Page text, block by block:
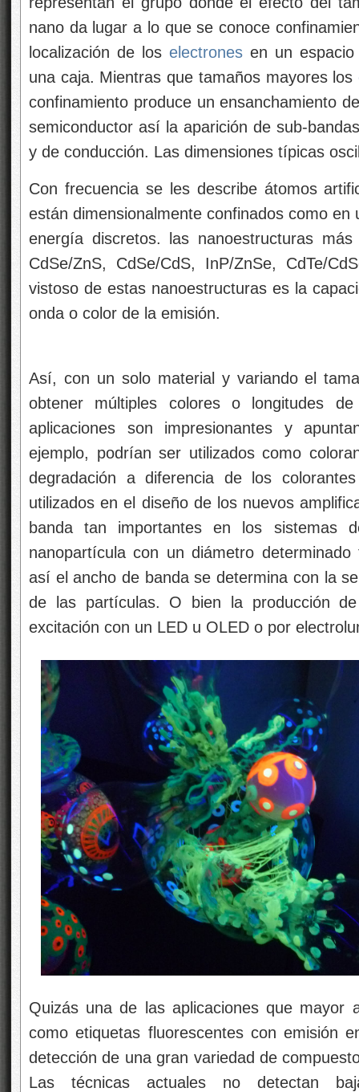
nano da lugar a lo que se conoce
localización de los electronesen un
una caja. Mientras que tamaños mayores los
confinamiento produce un ensanchamiento
semiconductor así la aparición de sub-
y de conducción. Las dimensiones típicas
Con frecuencia se les describe átomos
están dimensionalmente confinados como
energía discretos. las nanoestructuras
CdSe/ZnS, CdSe/CdS, InP/ZnSe, CdTe/
vistoso de estas nanoestructuras es la
onda o color de la emisión.
Así, con un solo material y variando el
obtener múltiples colores o longitudes
aplicaciones son impresionantes y
ejemplo, podrían ser utilizados como
degradación a diferencia de los
utilizados en el diseño de los nuevos
banda tan importantes en los sistemas
nanopartícula con un diámetro
así el ancho de banda se determina con la
de las partículas. O bien la producción
excitación con un LED u OLED o por
Quizás una de las aplicaciones que mayor
como etiquetas fluorescentes con emisión
detección de una gran variedad de
Las técnicas actuales no detectan